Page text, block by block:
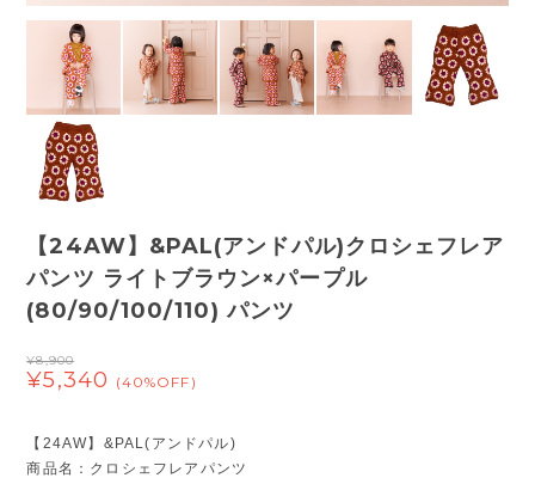
【24AW】&PAL(アンドパル)クロシェフレア
パンツ ライトブラウン×パープル
(80/90/100/110) パンツ
¥8,900
¥5,340 (40%OFF)
【24AW】&PAL(アンドパル)
商品名：クロシェフレアパンツ